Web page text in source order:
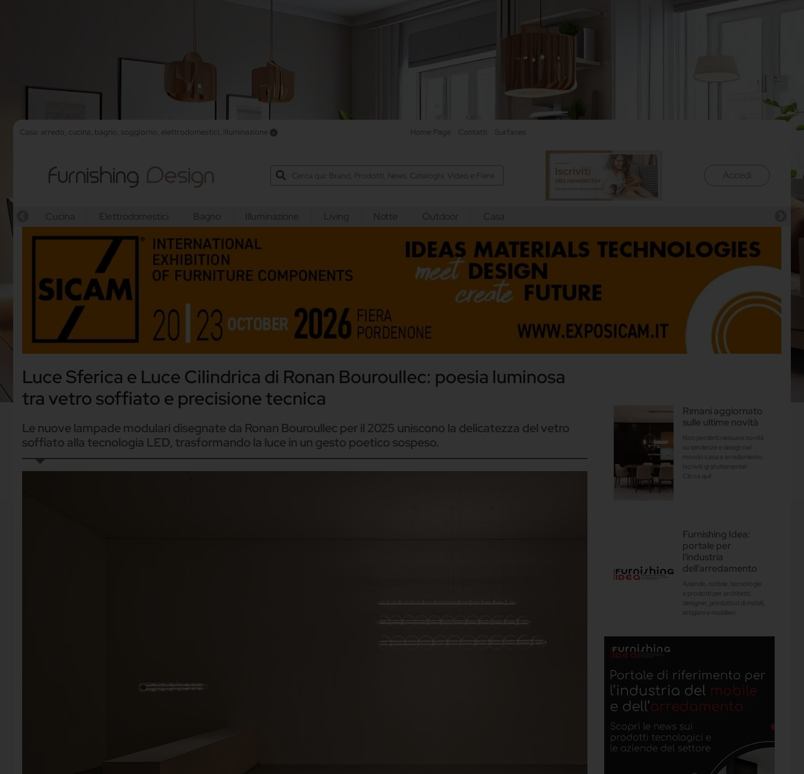
Casa: arredo, cucina, bagno, soggiorno, elettrodomestici, illuminazione Home Page Contatti Surfaces
Accedi
Cucina Elettrodomestici Bagno Illuminazione Living Notte Outdoor Casa
Luce Sferica e Luce Cilindrica di Ronan Bouroullec: poesia luminosa
tra vetro soffiato e precisione tecnica
Le nuove lampade modulari disegnate da Ronan Bouroullec per il 2025 uniscono la delicatezza del vetro
soffiato alla tecnologia LED, trasformando la luce in un gesto poetico sospeso.
Rimani aggiornato
sulle ultime novità
Non perderti nessuna novità
su tendenze e design nel
mondo casa e arredamento.
Iscriviti gratuitamente!
Clicca qui!
Furnishing Idea:
portale per
l'industria
dell'arredamento
Aziende, notizie, tecnologie
e prodotti per architetti,
designer, produttori di mobili,
artigiani e mobilieri